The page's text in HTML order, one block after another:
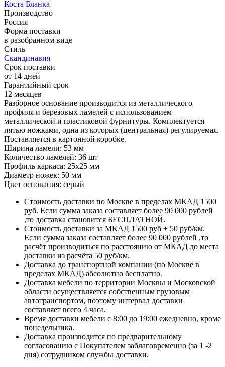
Коста Бланка
Производство
Россия
Форма поставки
в разобранном виде
Стиль
Скандинавия
Срок поставки
от 14 дней
Гарантийный срок
12 месяцев
Разборное основание производится из металлического
профиля и березовых ламелей с использованием
металлической и пластиковой фурнитуры. Комплектуется
пятью ножками, одна из которых (центральная) регулируемая.
Поставляется в картонной коробке.
Ширина ламели: 53 мм
Количество ламелей: 36 шт
Профиль каркаса: 25х25 мм
Диаметр ножек: 50 мм
Цвет основания: серый
Стоимость доставки по Москве в пределах МКАД 1500
руб. Если сумма заказа составляет более 90 000 рублей
,то доставка становится БЕСПЛАТНОЙ.
Стоимость доставки за МКАД 1500 руб + 50 руб/км.
Если сумма заказа составляет более 90 000 рублей ,то
расчёт производиться по расстоянию от МКАД до места
доставки из расчёта 50 руб/км.
Доставка до транспортной компании (по Москве в
пределах МКАД) абсолютно бесплатно.
Доставка мебели по территории Москвы и Московской
области осуществляется собственным грузовым
автотранспортом, поэтому интервал доставки
составляет всего 4 часа.
Время доставки мебели с 8:00 до 19:00 ежедневно, кроме
понедельника.
Доставка производится по предварительному
согласованию с Покупателем заблаговременно (за 1 -2
дня) сотрудником службы доставки.